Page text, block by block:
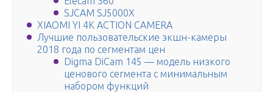
SJCAM SJ5000X
XIAOMI YI 4К ACTION CAMERA
Лучшие пользовательские экшн-камеры
2018 года по сегментам цен
Digma DiCam 145 — модель низкого
ценового сегмента с минимальным
набором функций